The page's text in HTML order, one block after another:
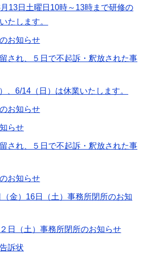
13日土曜日10時～13時まで研修の
たします。
お知らせ
され、５日で不起訴・釈放された事
、6/14（日）は休業いたします。
お知らせ
らせ
され、５日で不起訴・釈放された事
お知らせ
金）16日（土）事務所閉所のお知
日（土）事務所閉所のお知らせ
訴状